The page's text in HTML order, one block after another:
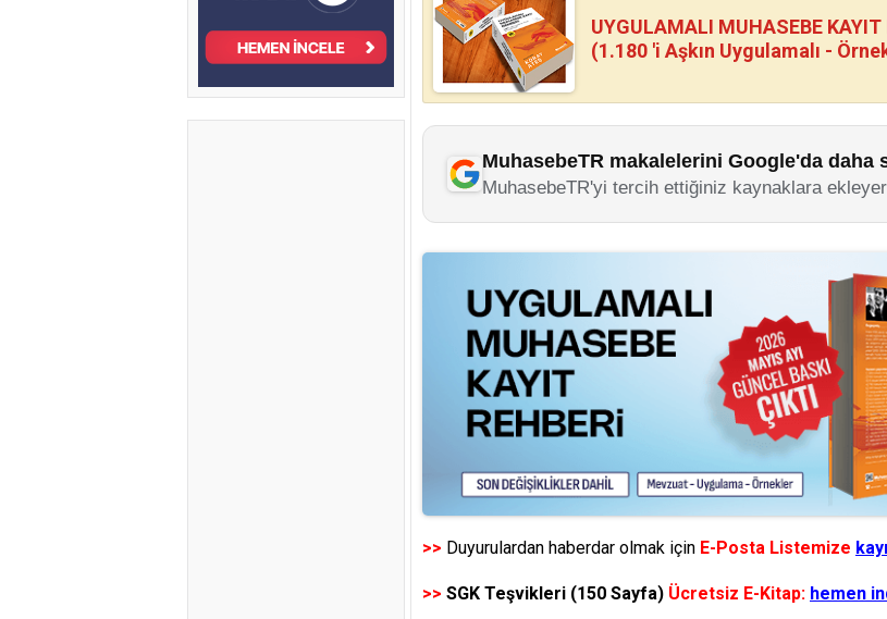
UYGULAMALI MUHASEBE KAYIT
(1.180 'i Aşkın Uygulamalı -
MuhasebeTR makalelerini Google'da daha
MuhasebeTR'yi tercih ettiğiniz kaynaklara
>> Duyurulardan haberdar olmak için E-Posta Listemize
>> SGK Teşvikleri (150 Sayfa) Ücretsiz E-Kitap: hemen